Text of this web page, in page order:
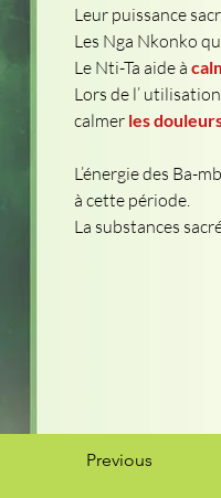
Leur puissance
Les Nga Nkonko
Le Nti-Ta aide à
Lors de l’
calmer les
L’énergie des Ba-
à cette période.
La substances
Previous